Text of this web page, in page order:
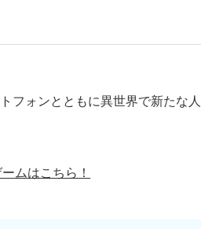
フォンとともに異世界で新たな人
ムはこちら！